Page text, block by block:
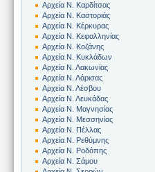
Αρχεία Ν. Καρδίτσας
Αρχεία Ν. Καστοριάς
Αρχεία Ν. Κέρκυρας
Αρχεία Ν. Κεφαλληνίας
Αρχεία Ν. Κοζάνης
Αρχεία Ν. Κυκλάδων
Αρχεία Ν. Λακωνίας
Αρχεία Ν. Λάρισας
Αρχεία Ν. Λέσβου
Αρχεία Ν. Λευκάδας
Αρχεία Ν. Μαγνησίας
Αρχεία Ν. Μεσσηνίας
Αρχεία Ν. Πέλλας
Αρχεία Ν. Ρεθύμνης
Αρχεία Ν. Ροδόπης
Αρχεία Ν. Σάμου